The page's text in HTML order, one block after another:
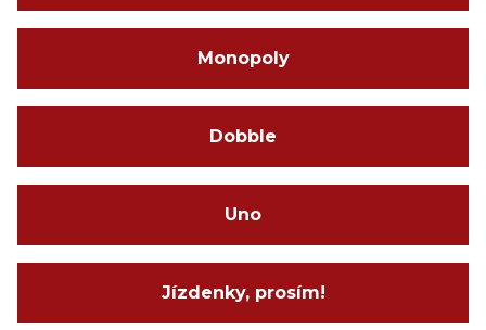
Monopoly
Dobble
Uno
Jízdenky, prosím!